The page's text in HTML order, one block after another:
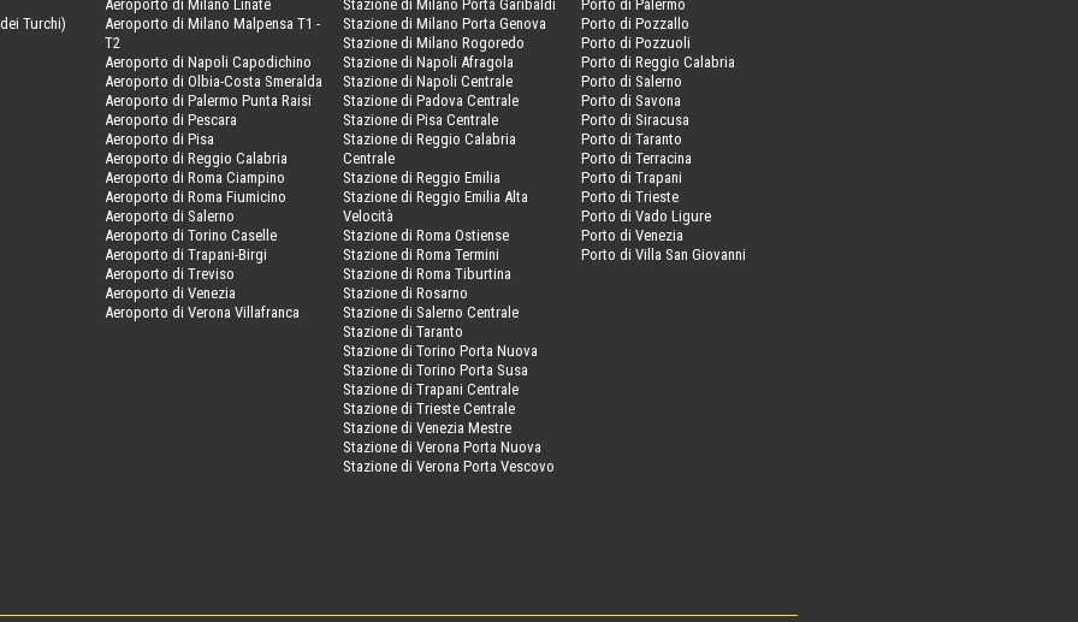
Turchi)
Aeroporto di Milano Linate
Aeroporto di Milano Malpensa T1 -
T2
Aeroporto di Napoli Capodichino
Aeroporto di Olbia-Costa Smeralda
Aeroporto di Palermo Punta Raisi
Aeroporto di Pescara
Aeroporto di Pisa
Aeroporto di Reggio Calabria
Aeroporto di Roma Ciampino
Aeroporto di Roma Fiumicino
Aeroporto di Salerno
Aeroporto di Torino Caselle
Aeroporto di Trapani-Birgi
Aeroporto di Treviso
Aeroporto di Venezia
Aeroporto di Verona Villafranca
Stazione di Milano Porta Garibaldi
Stazione di Milano Porta Genova
Stazione di Milano Rogoredo
Stazione di Napoli Afragola
Stazione di Napoli Centrale
Stazione di Padova Centrale
Stazione di Pisa Centrale
Stazione di Reggio Calabria
Centrale
Stazione di Reggio Emilia
Stazione di Reggio Emilia Alta
Velocità
Stazione di Roma Ostiense
Stazione di Roma Termini
Stazione di Roma Tiburtina
Stazione di Rosarno
Stazione di Salerno Centrale
Stazione di Taranto
Stazione di Torino Porta Nuova
Stazione di Torino Porta Susa
Stazione di Trapani Centrale
Stazione di Trieste Centrale
Stazione di Venezia Mestre
Stazione di Verona Porta Nuova
Stazione di Verona Porta Vescovo
Porto di Palermo
Porto di Pozzallo
Porto di Pozzuoli
Porto di Reggio Calabria
Porto di Salerno
Porto di Savona
Porto di Siracusa
Porto di Taranto
Porto di Terracina
Porto di Trapani
Porto di Trieste
Porto di Vado Ligure
Porto di Venezia
Porto di Villa San Giovanni